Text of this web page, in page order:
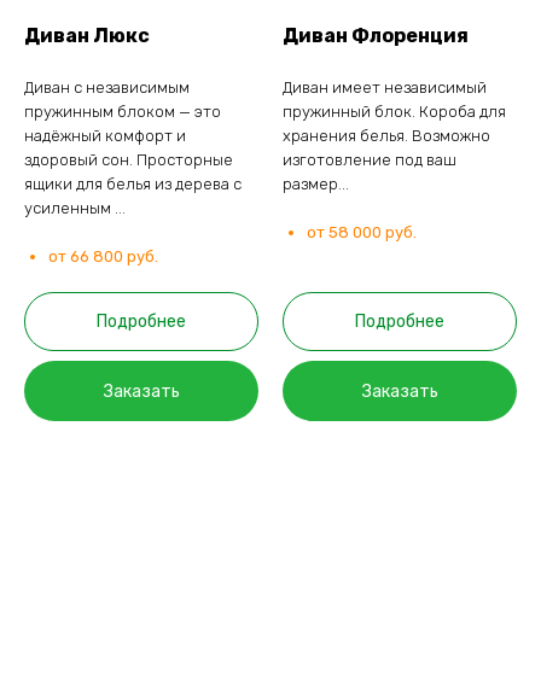
Диван Люкс
Диван с независимым
пружинным блоком — это
надёжный комфорт и
здоровый сон. Просторные
ящики для белья из дерева с
усиленным ...
от 66 800 руб.
Подробнее
Заказать
Диван Флоренция
Диван имеет независимый
пружинный блок. Короба для
хранения белья. Возможно
изготовление под ваш
размер...
от 58 000 руб.
Подробнее
Заказать